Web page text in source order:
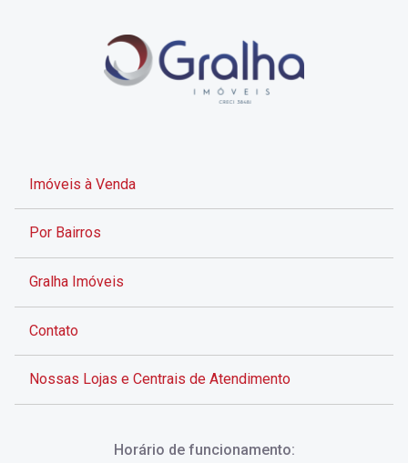
Imóveis à Venda
Por Bairros
Gralha Imóveis
Contato
Nossas Lojas e Centrais de Atendimento
Horário de funcionamento: